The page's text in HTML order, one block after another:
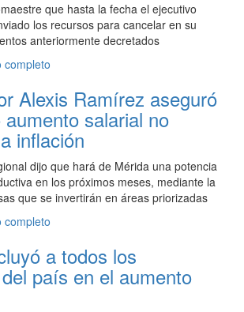
que hasta la fecha el ejecutivo
los recursos para cancelar en su
anteriormente decretados
completo
Alexis Ramírez aseguró
salarial no
inflación
dijo que hará de Mérida una potencia
en los próximos meses, mediante la
que se invertirán en áreas priorizadas
completo
a todos los
país en el aumento